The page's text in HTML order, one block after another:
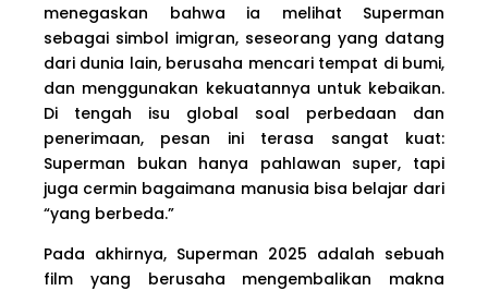
menegaskan bahwa ia melihat Superman
sebagai simbol imigran, seseorang yang datang
dari dunia lain, berusaha mencari tempat di bumi,
dan menggunakan kekuatannya untuk kebaikan.
Di tengah isu global soal perbedaan dan
penerimaan, pesan ini terasa sangat kuat:
Superman bukan hanya pahlawan super, tapi
juga cermin bagaimana manusia bisa belajar dari
“yang berbeda.”
Pada akhirnya, Superman 2025 adalah sebuah
film yang berusaha mengembalikan makna